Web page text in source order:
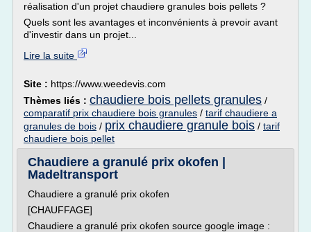
réalisation d'un projet chaudiere granules bois pellets ?
Quels sont les avantages et inconvénients à prevoir avant
d'investir dans un projet...
Lire la suite
Site : https://www.weedevis.com
Thèmes liés : chaudiere bois pellets granules /
comparatif prix chaudiere bois granules / tarif chaudiere a
granules de bois / prix chaudiere granule bois / tarif
chaudiere bois pellet
Chaudiere a granulé prix okofen |
Madeltransport
Chaudiere a granulé prix okofen
[CHAUFFAGE]
Chaudiere a granulé prix okofen source google image :